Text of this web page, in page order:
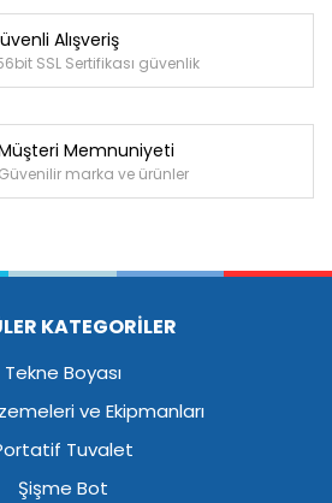
Alışveriş
SSL Sertifikası güvenlik
Memnuniyeti
Güvenilir marka ve ürünler
KATEGORİLER
Tekne Boyası
ve Ekipmanları
Tuvalet
Şişme Bot